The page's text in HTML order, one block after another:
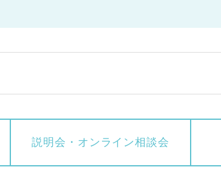
説明会・ オンライン相談会